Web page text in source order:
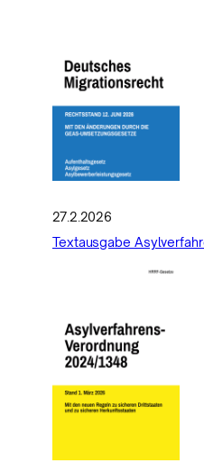
27.2.2026
Textausgabe